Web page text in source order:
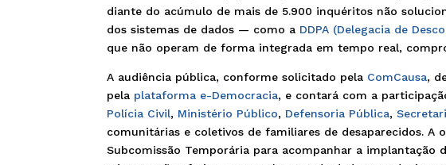
diante do acúmulo de mais de 5.900 inquéritos não
dos sistemas de dados — como a DDPA (Delegacia de
que não operam de forma integrada em tempo real,
A audiência pública, conforme solicitado pela ComCausa,
pela plataforma e-Democracia, e contará com a
Polícia Civil, Ministério Público, Defensoria Pública,
comunitárias e coletivos de familiares de desaparecidos. A
Subcomissão Temporária para acompanhar a implantação